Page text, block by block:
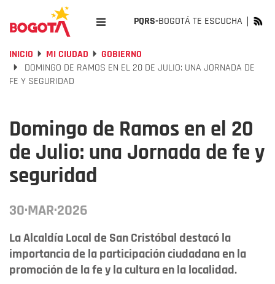
PQRS-BOGOTÁ TE ESCUCHA
INICIO MI CIUDAD
GOBIERNO
DOMINGO DE RAMOS EN EL 20 DE JULIO: UNA JORNADA DE
FE Y SEGURIDAD
Domingo de Ramos en el 20
de Julio: una Jornada de fe y
seguridad
30·MAR·2026
La Alcaldía Local de San Cristóbal destacó la
importancia de la participación ciudadana en la
promoción de la fe y la cultura en la localidad.